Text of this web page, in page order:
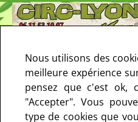
Nous utilisons des
meilleure expérience
pensez que c'est ok,
"Accepter". Vous
type de cookies que